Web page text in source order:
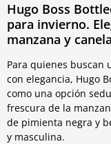
Hugo Boss
para invierno.
manzana y
Para quienes buscan
con elegancia, Hugo
como una opción
frescura de la
de pimienta negra y
y masculina.